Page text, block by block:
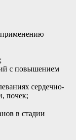
применению
с повышением
сердечно-
почек;
в стадии